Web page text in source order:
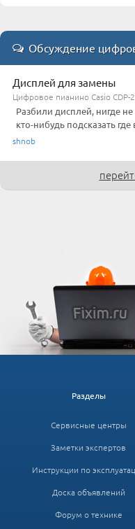
Обсуждение
Дисплей для замены
Цифровое пианино Casio CDP-
Разбили дисплей, нигде
кто-нибудь подсказать
shnob
Разделы
Сервисные центры
Заметки экспертов
Инструкции по
Доска объявлений
Форум о технике